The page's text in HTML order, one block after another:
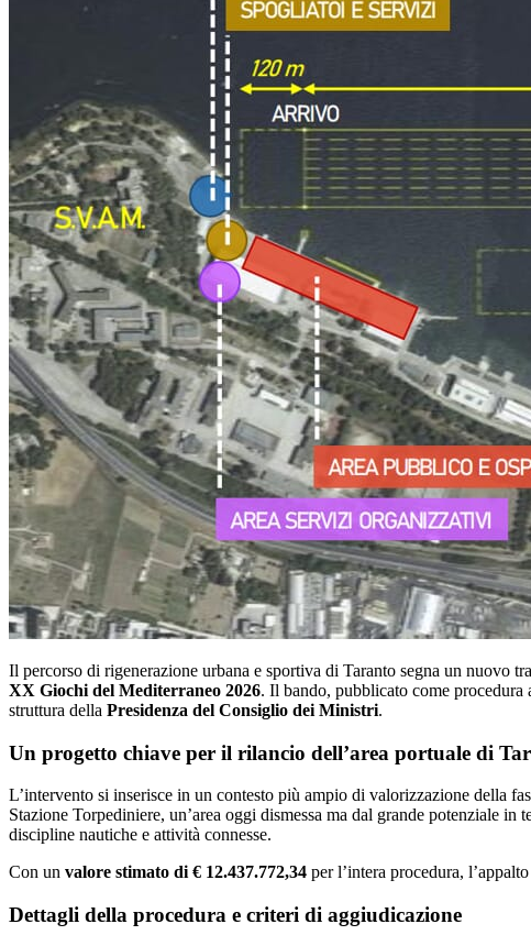
Il percorso di rigenerazione urbana e sportiva di Taranto segna un nuovo
XX Giochi del Mediterraneo 2026. Il bando, pubblicato come procedura
struttura della Presidenza del Consiglio dei Ministri.
Un progetto chiave per il rilancio dell’area portuale di
L’intervento si inserisce in un contesto più ampio di valorizzazione della
Stazione Torpediniere, un’area oggi dismessa ma dal grande potenziale
discipline nautiche e attività connesse.
Con un valore stimato di € 12.437.772,34 per l’intera procedura,
Dettagli della procedura e criteri di aggiudicazione